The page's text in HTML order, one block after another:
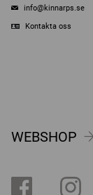
info@kinnarps.se
Kontakta oss
WEBSHOP